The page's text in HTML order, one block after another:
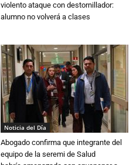
violento ataque con destornillador:
alumno no volverá a clases
Noticia del Día
Abogado confirma que integrante del
equipo de la seremi de Salud